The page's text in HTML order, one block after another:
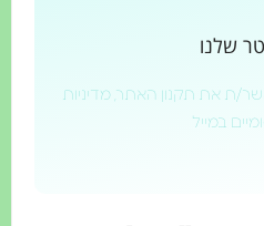
תקנון האתר, מדיניות
במייל